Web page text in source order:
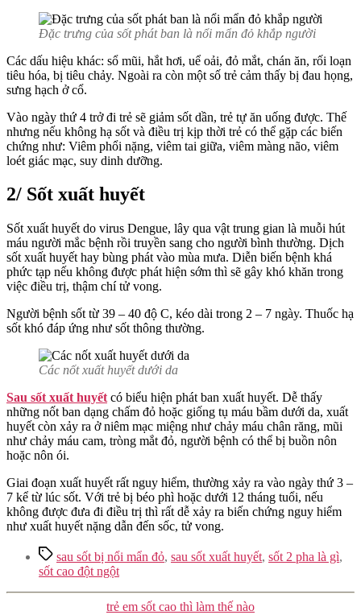
Đặc trưng của sốt phát ban là nổi mẩn đỏ khắp người
Các dấu hiệu khác: sổ mũi, hắt hơi, uể oải, đỏ mắt, chán ăn, rối loạn
tiêu hóa, bị tiêu chảy. Ngoài ra còn một số trẻ cảm thấy bị đau họng,
sưng hạch ở cổ.
Vào ngày thứ 4 trở đi trẻ sẽ giảm sốt dần, trẻ tự ăn uống được. Thế
nhưng nếu không hạ sốt và điều trị kịp thời trẻ có thể gặp các biến
chứng như: Viêm phổi nặng, viêm tai giữa, viêm màng não, viêm
loét giác mạc, suy dinh dưỡng.
2/ Sốt xuất huyết
Sốt xuất huyết do virus Dengue, lây qua vật trung gian là muỗi hút
máu người mắc bệnh rồi truyền sang cho người bình thường. Dịch
sốt xuất huyết hay bùng phát vào mùa mưa. Diễn biến bệnh khá
phức tạp nếu không được phát hiện sớm thì sẽ gây khó khăn trong
việc điều trị, thậm chí tử vong.
Người bệnh sốt từ 39 – 40 độ C, kéo dài trong 2 – 7 ngày. Thuốc hạ
sốt khó đáp ứng như sốt thông thường.
Các nốt xuất huyết dưới da
Sau sốt xuất huyết có biểu hiện phát ban xuất huyết. Dễ thấy
những nốt ban dạng chấm đỏ hoặc giống tụ máu bầm dưới da, xuất
huyết còn xảy ra ở niêm mạc miệng như chảy máu chân răng, mũi
như chảy máu cam, tròng mắt đỏ, người bệnh có thể bị buồn nôn
hoặc nôn ói.
Giai đoạn xuất huyết rất nguy hiểm, thường xảy ra vào ngày thứ 3 –
7 kể từ lúc sốt. Với trẻ bị béo phì hoặc dưới 12 tháng tuổi, nếu
không được đưa đi điều trị thì rất dễ xảy ra biến chứng nguy hiểm
như xuất huyết nặng dẫn đến sốc, tử vong.
Tagssau sốt bị nổi mẩn đỏ, sau sốt xuất huyết, sốt 2 pha là gì,
sốt cao đột ngột
Categories
trẻ em sốt cao thì làm thế nào